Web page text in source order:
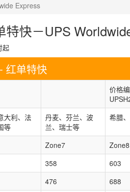
Express
快－UPS
起
红单特快
价格编
大利、法
等
丹麦、芬兰、波
兰、瑞士等
希腊
Zone7 Zone8
358 603
476 688